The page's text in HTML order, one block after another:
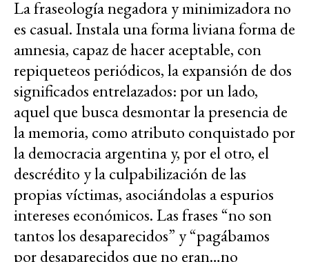
La fraseología negadora y minimizadora no
es casual. Instala una forma liviana forma de
amnesia, capaz de hacer aceptable, con
repiqueteos periódicos, la expansión de dos
significados entrelazados: por un lado,
aquel que busca desmontar la presencia de
la memoria, como atributo conquistado por
la democracia argentina y, por el otro, el
descrédito y la culpabilización de las
propias víctimas, asociándolas a espurios
intereses económicos. Las frases “no son
tantos los desaparecidos” y “pagábamos
por desaparecidos que no eran…no